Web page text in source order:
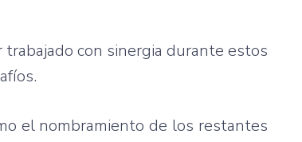
con sinergia durante estos
el nombramiento de los restantes